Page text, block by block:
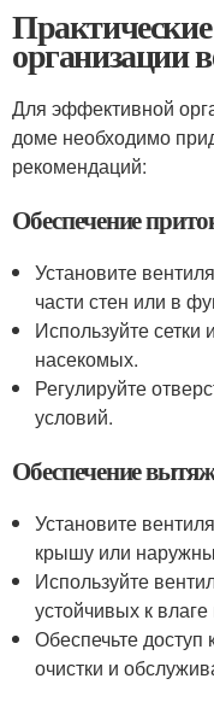
организации
Для эффективной
доме необходимо
рекомендаций:
Обеспечение
Установите
части стен или в
Используйте
насекомых.
Регулируйте
условий.
Обеспечение
Установите
крышу или
Используйте
устойчивых к
Обеспечьте
очистки и